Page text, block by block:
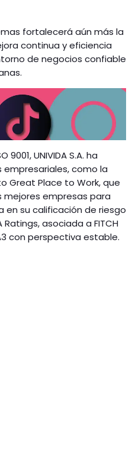
fortalecerá aún más la
continua y eficiencia
de negocios confiable
UNIVIDA S.A. ha
como la
Great Place to Work, que
mejores empresas para
en su calificación de riesgo
asociada a FITCH
con perspectiva estable.